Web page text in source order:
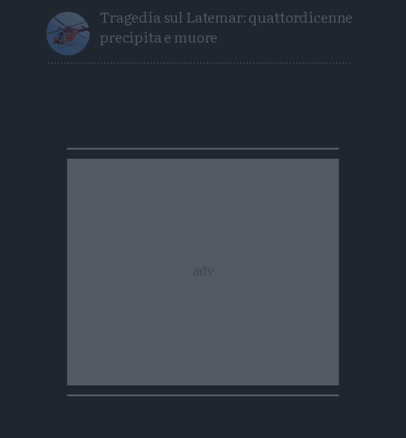
Tragedia sul Latemar: quattordicenne
precipita e muore